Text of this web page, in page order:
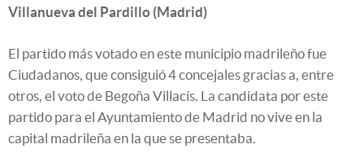
Villanueva del Pardillo (Madrid)
El partido más votado en este municipio madrileño fue
Ciudadanos, que consiguió 4 concejales gracias a, entre
otros, el voto de Begoña Villacís. La candidata por este
partido para el Ayuntamiento de Madrid no vive en la
capital madrileña en la que se presentaba.